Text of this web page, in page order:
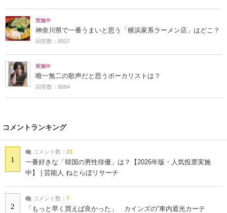
実施中
神奈川県で一番うまいと思う「横浜家系ラーメン店」はどこ？
回答数：8507
実施中
唯一無二の歌声だと思うボーカリストは？
回答数：8084
コメントランキング
1
コメント数： 21
一番好きな「韓国の男性俳優」は？【2026年版・人気投票実施
中】 | 芸能人 ねとらぼリサーチ
2
コメント数： 7
「もっと早く買えば良かった」 カインズの“車内遮光カーテ